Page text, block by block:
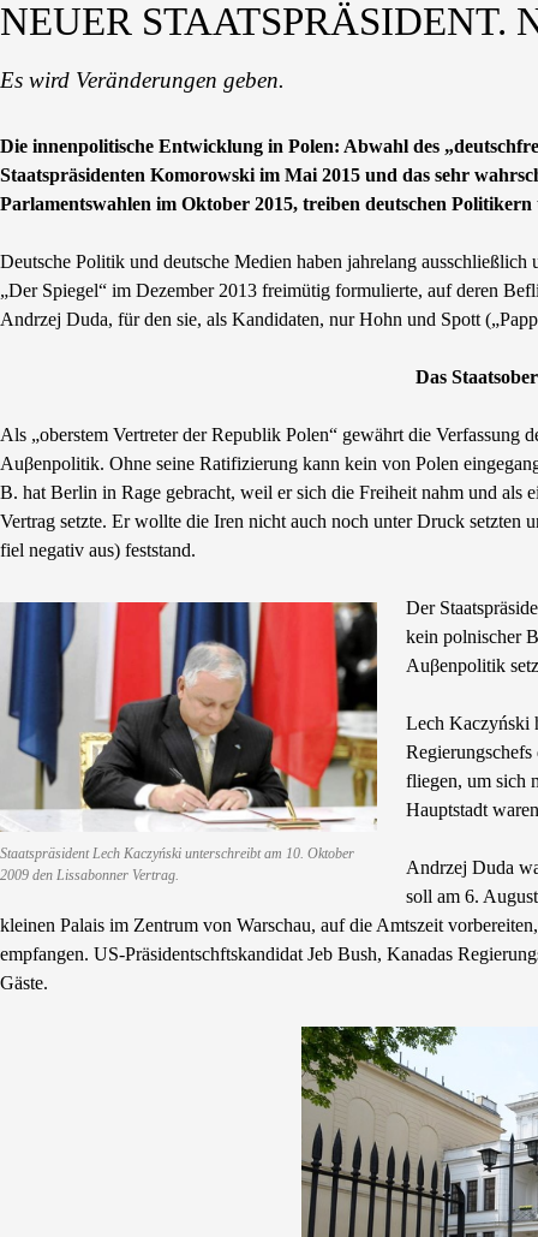
NEUER
Es wird Veränderungen geben.
Die innenpolitische Entwicklung in Polen: Abwahl des
Staatspräsidenten Komorowski im Mai 2015 und das sehr
Parlamentswahlen im Oktober 2015, treiben deutschen
Deutsche Politik und deutsche Medien haben jahrelang
„Der Spiegel“ im Dezember 2013 freimütig formulierte, auf deren
Andrzej Duda, für den sie, als Kandidaten, nur Hohn und Spott
Das
Als „oberstem Vertreter der Republik Polen“ gewährt die Verfassung
Auβenpolitik. Ohne seine Ratifizierung kann kein von Polen
B. hat Berlin in Rage gebracht, weil er sich die Freiheit nahm und als
Vertrag setzte. Er wollte die Iren nicht auch noch unter Druck setzten
fiel negativ aus) feststand.
Staatspräsident Lech Kaczyński unterschreibt am 10. Oktober
2009 den Lissabonner Vertrag.
Der
kein polnischer
Auβenpolitik
Lech Kaczyński
fliegen, um sich
Hauptstadt
Andrzej Duda
soll am 6.
kleinen Palais im Zentrum von Warschau, auf die Amtszeit
empfangen. US-Präsidentschftskandidat Jeb Bush, Kanadas
Gäste.